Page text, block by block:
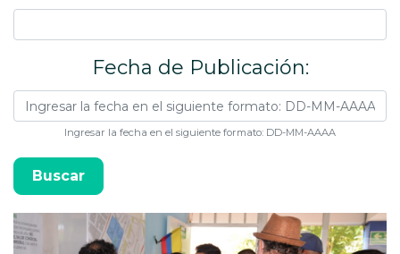
Fecha de Publicación:
Ingresar la fecha en el siguiente formato: DD-MM-AAAA